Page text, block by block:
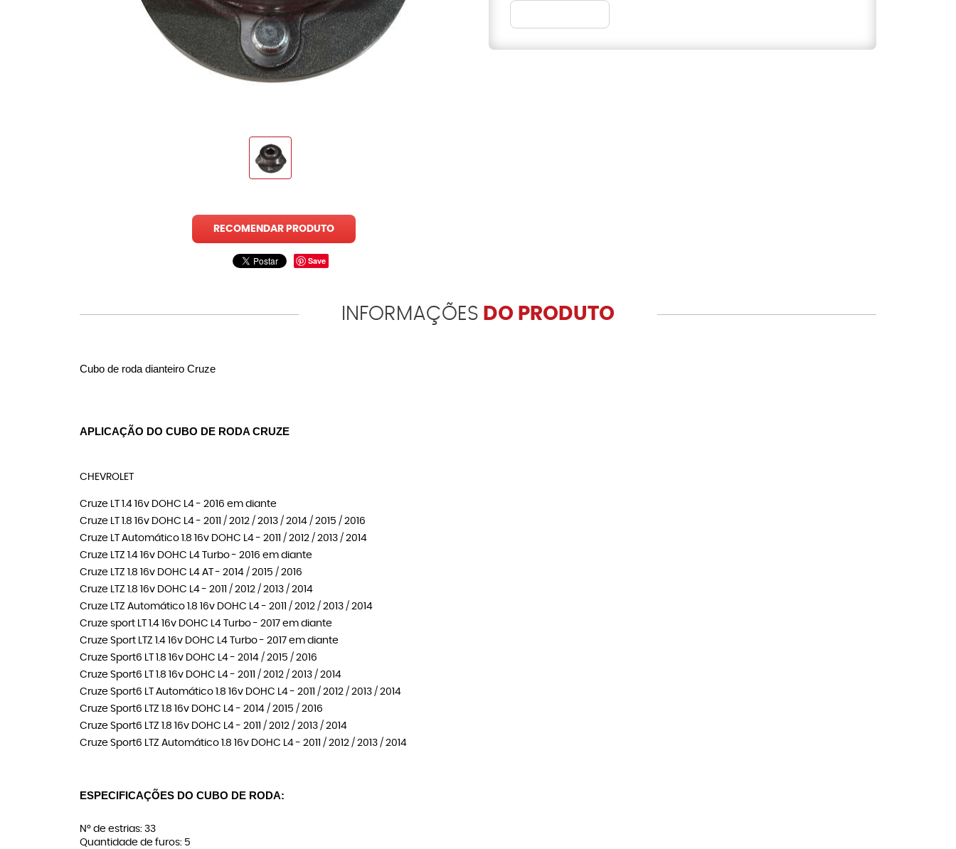
RECOMENDAR PRODUTO
Save
INFORMAÇÕES DO PRODUTO
Cubo de roda dianteiro Cruze
APLICAÇÃO DO CUBO DE RODA CRUZE
CHEVROLET
Cruze LT 1.4 16v DOHC L4 - 2016 em diante
Cruze LT 1.8 16v DOHC L4 - 2011 / 2012 / 2013 / 2014 / 2015 / 2016
Cruze LT Automático 1.8 16v DOHC L4 - 2011 / 2012 / 2013 / 2014
Cruze LTZ 1.4 16v DOHC L4 Turbo - 2016 em diante
Cruze LTZ 1.8 16v DOHC L4 AT - 2014 / 2015 / 2016
Cruze LTZ 1.8 16v DOHC L4 - 2011 / 2012 / 2013 / 2014
Cruze LTZ Automático 1.8 16v DOHC L4 - 2011 / 2012 / 2013 / 2014
Cruze sport LT 1.4 16v DOHC L4 Turbo - 2017 em diante
Cruze Sport LTZ 1.4 16v DOHC L4 Turbo - 2017 em diante
Cruze Sport6 LT 1.8 16v DOHC L4 - 2014 / 2015 / 2016
Cruze Sport6 LT 1.8 16v DOHC L4 - 2011 / 2012 / 2013 / 2014
Cruze Sport6 LT Automático 1.8 16v DOHC L4 - 2011 / 2012 / 2013 / 2014
Cruze Sport6 LTZ 1.8 16v DOHC L4 - 2014 / 2015 / 2016
Cruze Sport6 LTZ 1.8 16v DOHC L4 - 2011 / 2012 / 2013 / 2014
Cruze Sport6 LTZ Automático 1.8 16v DOHC L4 - 2011 / 2012 / 2013 / 2014
ESPECIFICAÇÕES DO CUBO DE RODA:
N° de estrias: 33
Quantidade de furos: 5